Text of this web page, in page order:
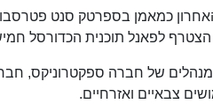
הצטרף לפאנל תוכנית הכדורסל
המנהלים של חברה ספקטרוניקס,
צבאיים ואזרחיים.